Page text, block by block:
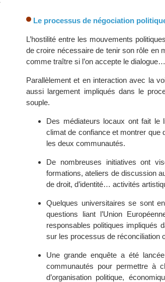
Le processus de négociation
L’hostilité entre les mouvements
de croire nécessaire de tenir son rôle en
comme traître si l’on accepte le
Parallèlement et en interaction avec la
aussi largement impliqués dans le
souple.
Des médiateurs locaux ont fait le
climat de confiance et montrer que
les deux communautés.
De nombreuses initiatives ont
formations, ateliers de discussion
de droit, d’identité… activités
Quelques universitaires se sont
questions liant l’Union
responsables politiques impliqués
sur les processus de réconciliation
Une grande enquête a été
communautés pour permettre à
d’organisation politique,